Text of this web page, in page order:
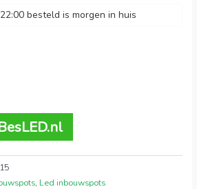
besteld is morgen in huis
, Led inbouwspots